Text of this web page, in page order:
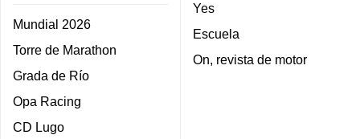
Mundial 2026
Torre de Marathon
Grada de Río
Opa Racing
CD Lugo
Yes
Escuela
On, revista de motor